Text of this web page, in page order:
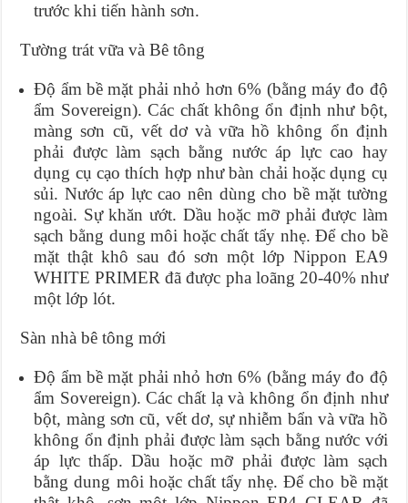
trước khi tiến hành sơn.
Tường trát vữa và Bê tông
Độ ẩm bề mặt phải nhỏ hơn 6% (bằng máy đo độ
ẩm Sovereign). Các chất không ổn định như bột,
màng sơn cũ, vết dơ và vữa hồ không ổn định
phải được làm sạch bằng nước áp lực cao hay
dụng cụ cạo thích hợp như bàn chải hoặc dụng cụ
sủi. Nước áp lực cao nên dùng cho bề mặt tường
ngoài. Sự khăn ướt. Dầu hoặc mỡ phải được làm
sạch bằng dung môi hoặc chất tẩy nhẹ. Để cho bề
mặt thật khô sau đó sơn một lớp Nippon EA9
WHITE PRIMER đã được pha loãng 20-40% như
một lớp lót.
Sàn nhà bê tông mới
Độ ẩm bề mặt phải nhỏ hơn 6% (bằng máy đo độ
ẩm Sovereign). Các chất lạ và không ổn định như
bột, màng sơn cũ, vết dơ, sự nhiễm bẩn và vữa hồ
không ổn định phải được làm sạch bằng nước với
áp lực thấp. Dầu hoặc mỡ phải được làm sạch
bằng dung môi hoặc chất tẩy nhẹ. Để cho bề mặt